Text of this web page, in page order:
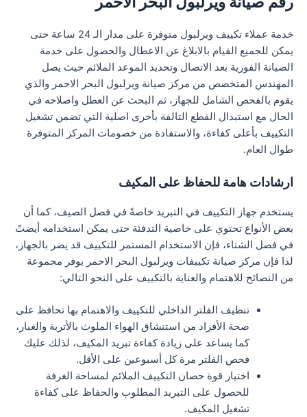
خدمة عملاء تكييف ويرلبول متوفرة على مدار الـ 24 ساعة حتى
يمكن للجميع القيام بالابلاغ عن الاعطال والحصول على خدمة
الصيانة الفورية بعد الاتصال وتحديد الموعد الملائم حيث يصل
المهندس المتخصص من مركز صيانة ويرلبول البحر الاحمر والذي
يقوم بالفحص الشامل للجهاز، ثم البحث عن العطل واصلاحه في
الحال مع استبدال القطع التالفة بأخرى اصلية التي تضمن تشغيل
التكييف بأعلى كفاءة، والاستفادة من خصومات المركز المتوفرة
طوال العام.
ارشادات هامة للحفاظ على المكيف
يستخدم جهاز التكييف في التبريد خاصةً في فصل الصيف، كما أن
بعض الأنواع تحتوي على خاصية التدفئة حتى يمكن استخدامه أيضتً
في فصل الشتاء، فإن الاستخدام المستمر للتكييف قد يضر بالجهاز،
لذا فإن مركز صيانة تكييفات ويرلبول البحر الاحمر يوفر مجموعة
من النصائح للاهتمام والعناية بالتكييف على النحو التالي:
تنظيف الفلتر الداخلي للتكييف والاهتمام بها تحافظ على
صحة الأفراد من استنشاق الهواء الملوث بالأتربة والغبار،
كما يساعد على زيادة كفاءة تبريد المكيف، لذلك عليك
فحص الفلتر مرة كل أسبوعين على الأقل.
اختيار قوة حصان التكييف الملائم لمساحة الغرفة
للحصول على التبريد المطلوب والحفاظ على كفاءة
تشغيل المكيف.